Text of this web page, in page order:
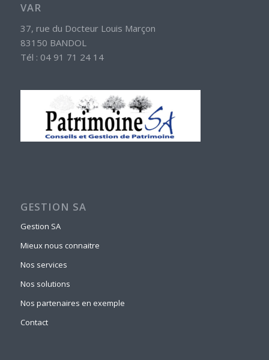
VAR
37, rue du Docteur Louis Marçon
83150 BANDOL
Tél : 04 91 71 24 14
GESTION SA
Gestion SA
Mieux nous connaitre
Nos services
Nos solutions
Nos partenaires en exemple
Contact